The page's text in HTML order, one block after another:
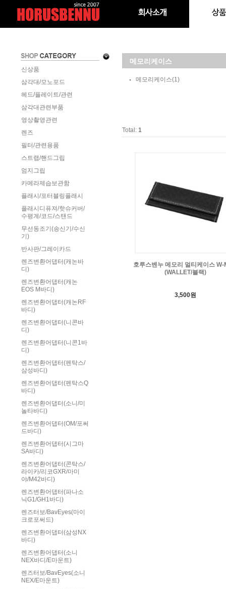
신상품
삼각대/모노포드
헤드/플레이트/관련
삼각대관련부품
영상촬영관련
렌즈
필터/관련용품
스트랩/핸드그립
엄지그립
카메라제습보관함
플래시/포터블링플래시
플래시디퓨져/핫슈커버/
수평계/코드/스탠드
무선동조기(송신기/수신
기)
반사판/그레이카드
렌즈변환어댑터(캐논바
디)
렌즈변환어댑터(캐논
EOS M바디)
렌즈변환어댑터(캐논RF
바디)
렌즈변환어댑터(니콘바
디)
렌즈변환어댑터(니콘1바
디)
렌즈변환어댑터(펜탁스/
삼성바디)
렌즈변환어댑터(펜탁스Q
바디)
렌즈변환어댑터(소니/미
놀타바디)
렌즈변환어댑터(OM/포써
드바디)
렌즈변환어댑터(시그마
SA바디)
렌즈변환어댑터(콘탁스/
라이카/리코GXR/마미
야/M42바디)
렌즈변환어댑터(파나소
닉G1/GH1바디)
렌즈터보/BavEyes(마이
크로포써드)
렌즈변환어댑터(삼성NX
바디)
렌즈변환어댑터(소니
NEX바디/E마운트)
렌즈터보/BavEyes(소니
NEX/E마운트)
메모리케이스
메모리케이스(1)
Total: 1
호루스벤누 메모리 멀티케이스 W-
(WALLET/블랙)
3,500원